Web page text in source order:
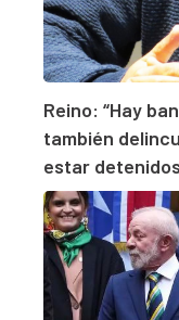
Reino: “Hay
también
estar